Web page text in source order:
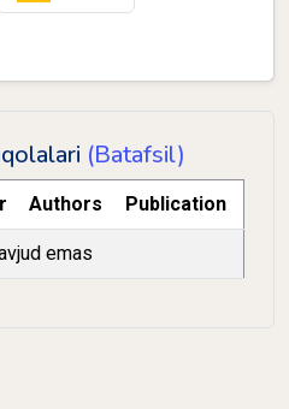
(Batafsil)
Authors Publication
emas